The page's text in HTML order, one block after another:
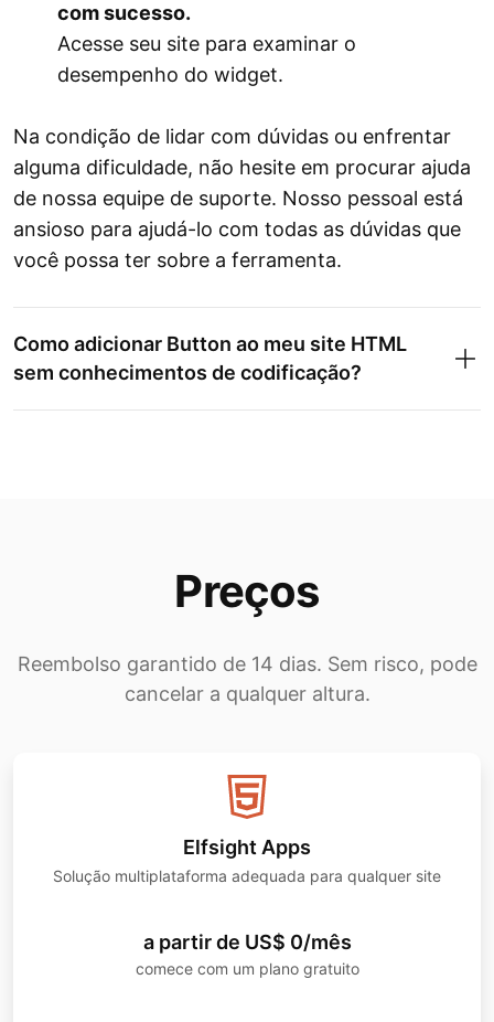
com sucesso.
Acesse seu site para examinar o
desempenho do widget.
Na condição de lidar com dúvidas ou enfrentar
alguma dificuldade, não hesite em procurar ajuda
de nossa equipe de suporte. Nosso pessoal está
ansioso para ajudá-lo com todas as dúvidas que
você possa ter sobre a ferramenta.
Como adicionar Button ao meu site HTML
sem conhecimentos de codificação?
Preços
Reembolso garantido de 14 dias. Sem risco, pode
cancelar a qualquer altura.
Elfsight Apps
Solução multiplataforma adequada para qualquer site
a partir de US$ 0/mês
comece com um plano gratuito